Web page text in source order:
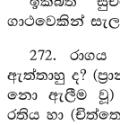
ගාථවෙකින්
272.
ඇත්තාහු ද?
නො ඇලීම වූ)
රතිය හා